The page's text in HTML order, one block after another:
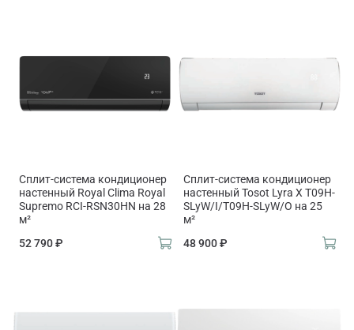
Сплит-система кондиционер
настенный Royal Clima Royal
Supremo RCI-RSN30HN на 28
м²
52 790 ₽
Сплит-система кондиционер
настенный Tosot Lyra X T09H-
SLyW/I/T09H-SLyW/O на 25
м²
48 900 ₽